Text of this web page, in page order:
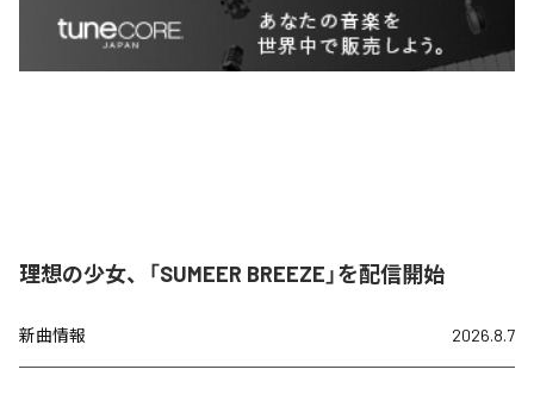
理想の少女、「SUMEER BREEZE」を配信開始
新曲情報 2026.8.7